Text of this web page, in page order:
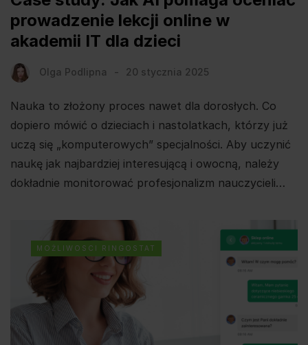
prowadzenie lekcji online w
akademii IT dla dzieci
Olga Podlipna 20 stycznia 2025
Nauka to złożony proces nawet dla dorosłych. Co
dopiero mówić o dzieciach i nastolatkach, którzy już
uczą się „komputerowych” specjalności. Aby uczynić
naukę jak najbardziej interesującą i owocną, należy
dokładnie monitorować profesjonalizm nauczycieli…
MOŻLIWOSCI RINGOSTAT